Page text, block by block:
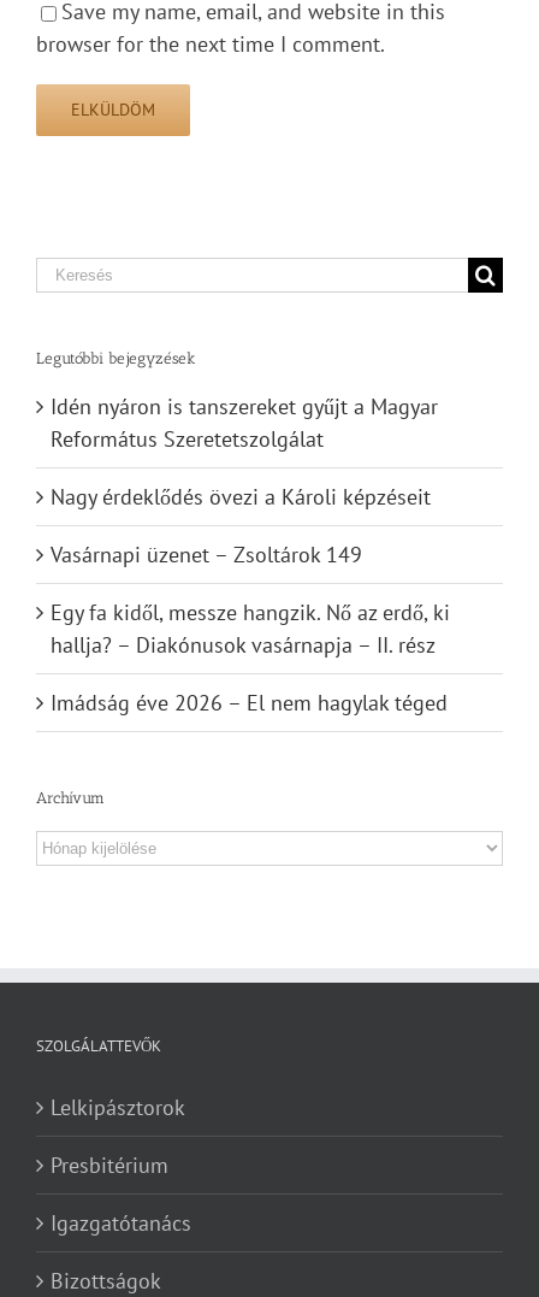
Save my name, email, and website in this
browser for the next time I comment.
Search
Legutóbbi bejegyzések
Idén nyáron is tanszereket gyűjt a Magyar
Református Szeretetszolgálat
Nagy érdeklődés övezi a Károli képzéseit
Vasárnapi üzenet – Zsoltárok 149
Egy fa kidől, messze hangzik. Nő az erdő, ki
hallja? – Diakónusok vasárnapja – II. rész
Imádság éve 2026 – El nem hagylak téged
Archívum
Archívum
SZOLGÁLATTEVŐK
Lelkipásztorok
Presbitérium
Igazgatótanács
Bizottságok